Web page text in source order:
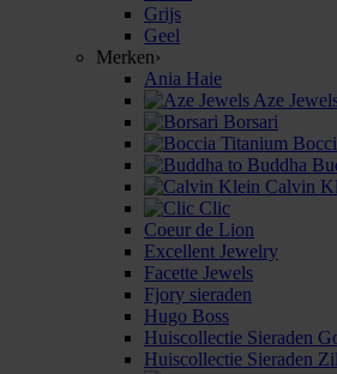
Grijs
Geel
Merken›
Ania Haie
Aze
Borsari
Calvin
Clic
Coeur de Lion
Excellent Jewelry
Facette Jewels
Fjory sieraden
Hugo Boss
Huiscollectie Sieraden
Huiscollectie Sieraden